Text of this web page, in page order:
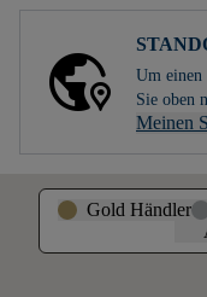
Um einen
Sie oben
Meinen
Gold Händler